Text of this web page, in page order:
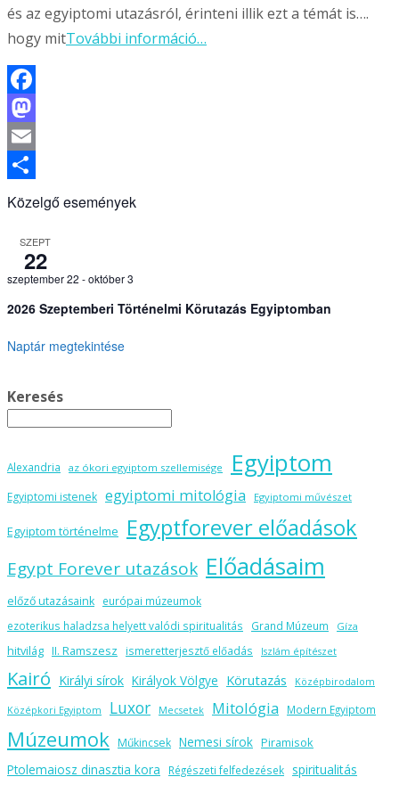
és az egyiptomi utazásról, érinteni illik ezt a témát is….
hogy mitTovábbi információ…
Facebook
Mastodon
Email
Ossza
Közelgő események
SZEPT
22
szeptember 22 -október 3
2026 Szeptemberi Történelmi Körutazás Egyiptomban
Naptár megtekintése
Keresés
Alexandria az ókori egyiptom szellemisége Egyiptom
Egyiptomi istenek egyiptomi mitológia Egyiptomi művészet
Egyiptom történelme Egyptforever előadások
Egypt Forever utazások Előadásaim
előző utazásaink
európai múzeumok
ezoterikus haladzsa helyett valódi spiritualitás
Grand Múzeum Gíza
hitvilág II. Ramszesz ismeretterjesztő előadás Iszlám építészet
Kairó Királyi sírok Királyok Völgye Körutazás Középbirodalom
Középkori Egyiptom Luxor Mecsetek Mitológia Modern Egyiptom
Múzeumok Műkincsek Nemesi sírok Piramisok
Ptolemaiosz dinasztia kora
Régészeti felfedezések spiritualitás